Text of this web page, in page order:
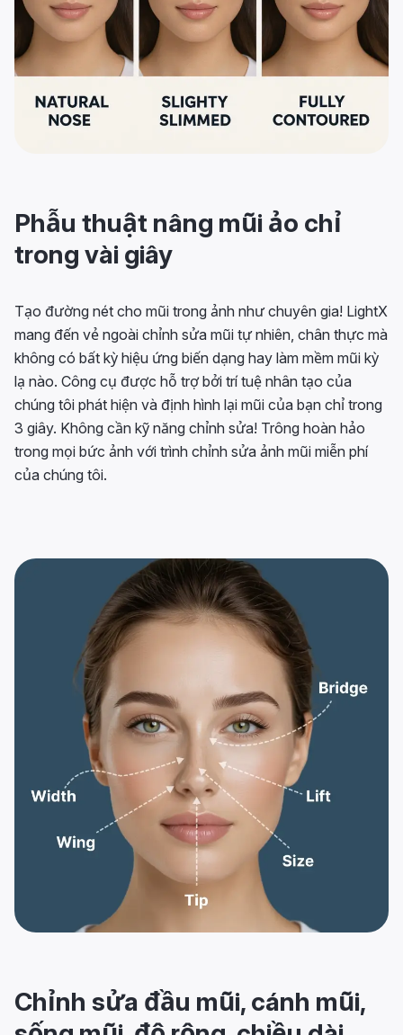
Phẫu thuật nâng mũi ảo chỉ
trong vài giây
Tạo đường nét cho mũi trong ảnh như chuyên gia! LightX
mang đến vẻ ngoài chỉnh sửa mũi tự nhiên, chân thực mà
không có bất kỳ hiệu ứng biến dạng hay làm mềm mũi kỳ
lạ nào. Công cụ được hỗ trợ bởi trí tuệ nhân tạo của
chúng tôi phát hiện và định hình lại mũi của bạn chỉ trong
3 giây. Không cần kỹ năng chỉnh sửa! Trông hoàn hảo
trong mọi bức ảnh với trình chỉnh sửa ảnh mũi miễn phí
của chúng tôi.
Chỉnh sửa đầu mũi, cánh mũi,